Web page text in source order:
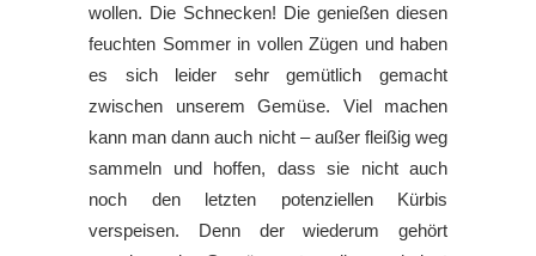
wollen. Die Schnecken! Die genießen diesen
feuchten Sommer in vollen Zügen und haben
es sich leider sehr gemütlich gemacht
zwischen unserem Gemüse. Viel machen
kann man dann auch nicht – außer fleißig weg
sammeln und hoffen, dass sie nicht auch
noch den letzten potenziellen Kürbis
verspeisen. Denn der wiederum gehört